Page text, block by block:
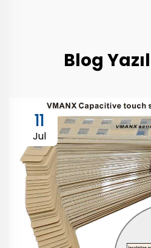
Blog
11
Jul